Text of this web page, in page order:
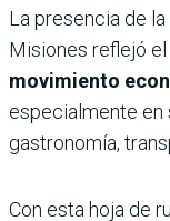
La presencia de
Misiones reflejó el
movimiento
especialmente
gastronomía,
Con esta hoja de